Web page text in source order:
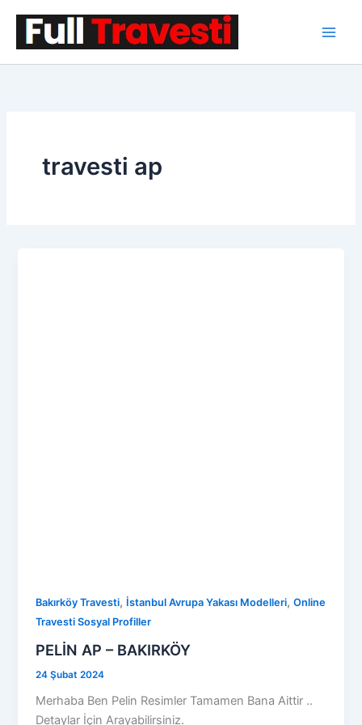
travesti ap
Bakırköy Travesti, İstanbul Avrupa Yakası Modelleri,Online
Travesti Sosyal Profiller
PELİN AP – BAKIRKÖY
24 Şubat 2024
Merhaba Ben Pelin Resimler Tamamen Bana Aittir ..
Detaylar İçin Arayabilirsiniz.